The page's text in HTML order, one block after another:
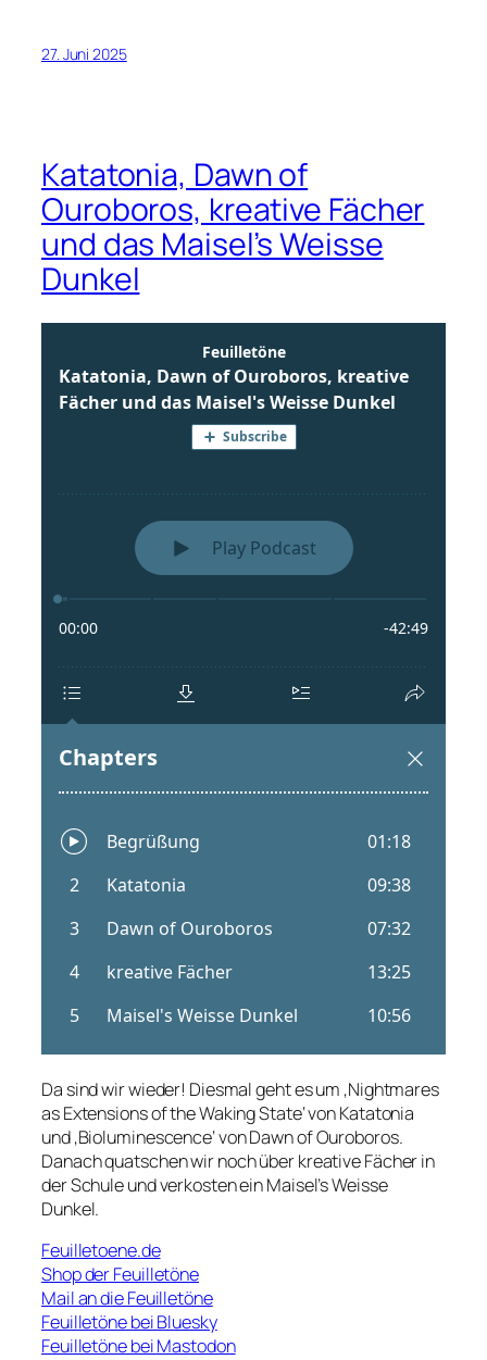
27. Juni 2025
Katatonia, Dawn of
Ouroboros, kreative Fächer
und das Maisel’s Weisse
Dunkel
Da sind wir wieder! Diesmal geht es um ‚Nightmares
as Extensions of the Waking State‘ von Katatonia
und ‚Bioluminescence‘ von Dawn of Ouroboros.
Danach quatschen wir noch über kreative Fächer in
der Schule und verkosten ein Maisel’s Weisse
Dunkel.
Feuilletoene.de
Shop der Feuilletöne
Mail an die Feuilletöne
Feuilletöne bei Bluesky
Feuilletöne bei Mastodon